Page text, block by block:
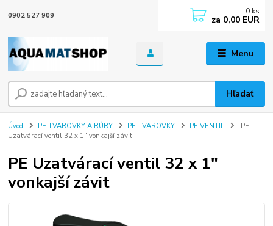
Menu
Hľadať
0902 527 909 0 ks
za 0,00 EUR
Úvod PE TVAROVKY A RÚRY PE TVAROVKY PE VENTIL
PE
Uzatvárací ventil 32 x 1" vonkajší závit
PE Uzatvárací ventil 32 x 1"
vonkajší závit